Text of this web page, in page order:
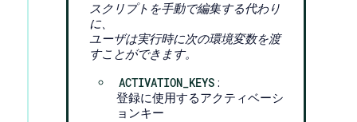
スクリプトを手動で編集する代わり
に、
ユーザは実行時に次の環境変数を渡
すことができます。
ACTIVATION_KEYS :
登録に使用するアクティベーシ
ョンキー